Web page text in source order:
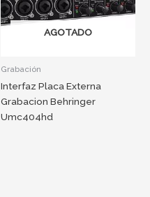
AGOTADO
Grabación
Interfaz Placa Externa
Grabacion Behringer
Umc404hd